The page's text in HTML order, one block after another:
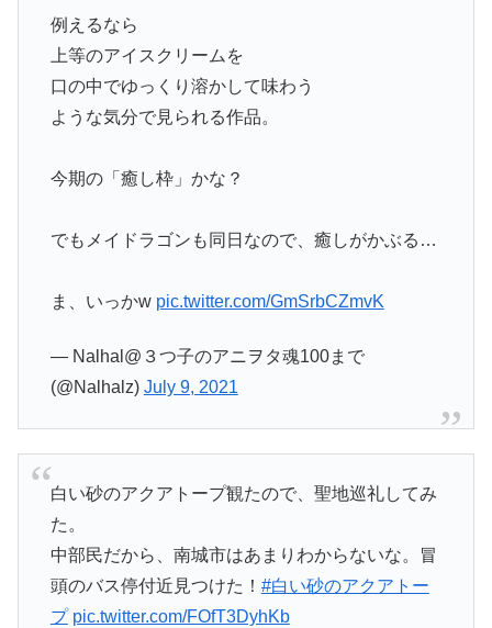
例えるなら
上等のアイスクリームを
口の中でゆっくり溶かして味わう
ような気分で見られる作品。
今期の「癒し枠」かな？
でもメイドラゴンも同日なので、癒しがかぶる…
ま、いっかw pic.twitter.com/GmSrbCZmvK
— Nalhal@３つ子のアニヲタ魂100まで
(@Nalhalz) July 9, 2021
白い砂のアクアトープ観たので、聖地巡礼してみ
た。
中部民だから、南城市はあまりわからないな。冒
頭のバス停付近見つけた！ #白い砂のアクアトー
プ pic.twitter.com/FOfT3DyhKb